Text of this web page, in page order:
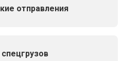
отправления